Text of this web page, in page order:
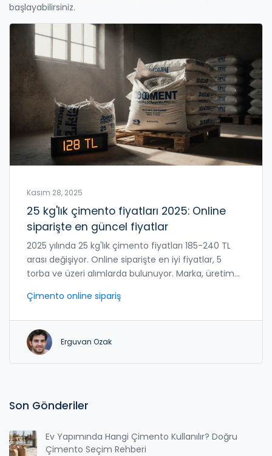
başlayabilirsiniz.
Kasım 28, 2025
25 kg'lık çimento fiyatları 2025: Online
siparişte en güncel fiyatlar
2025 yılında 25 kg'lık çimento fiyatları 185-240 TL
arası değişiyor. Online siparişte en iyi fiyatlar, 5
torba ve üzeri alımlarda bulunuyor. Marka, üretim
Çimento online sipariş
Erguvan Ozak
Son Gönderiler
Ev Yapımında Hangi Çimento Kullanılır? Doğru
Çimento Seçim Rehberi